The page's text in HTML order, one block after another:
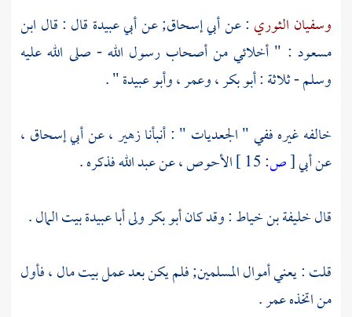
وسفيان الثوري : عنأبي إسحاق;عنأبي عبيدة قال : قال ابن
مسعود : " أخلائي من أصحاب رسول الله - صلى الله عليه
وسلم - ثلاثة :أبو بكر ،وعمر ،وأبو عبيدة ".
خالفه غيره ففي " الجعديات " : أنبأنازهير ،عنأبي إسحاق ،
عنأبي[ص: الأحوص ،عنعبد اللهفذكره .
قالخليفة بن خياط: وقد كانأبو بكرولىأبا عبيدةبيت المال .
قلت : يعني أموال المسلمين; فلم يكن بعد عمل بيت مال ، فأول
من اتخذهعمر.